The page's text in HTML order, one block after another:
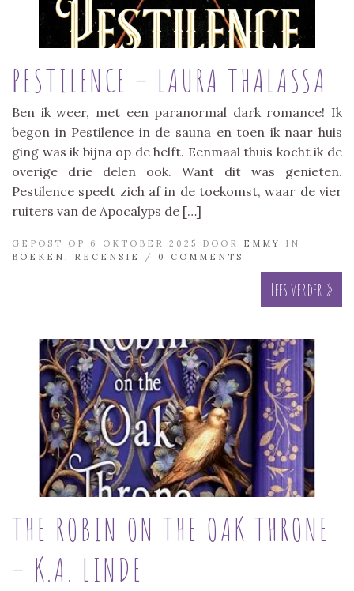
PESTILENCE – LAURA THALASSA
Ben ik weer, met een paranormal dark romance! Ik
begon in Pestilence in de sauna en toen ik naar huis
ging was ik bijna op de helft. Eenmaal thuis kocht ik de
overige drie delen ook. Want dit was genieten.
Pestilence speelt zich af in de toekomst, waar de vier
ruiters van de Apocalyps de […]
GEPOST OP 6 OKTOBER 2025 DOOR EMMY
IN
BOEKEN , RECENSIE / 0 COMMENTS
Lees verder »
THE ROBIN ON THE OAK THRONE
– K.A. LINDE